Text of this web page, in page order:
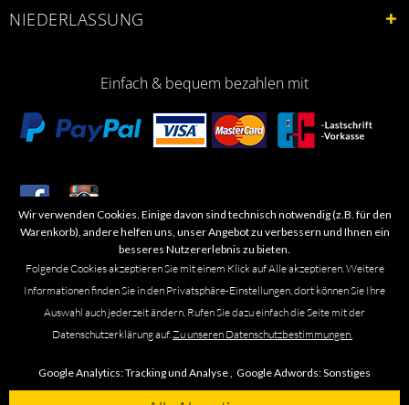
NIEDERLASSUNG
Einfach & bequem bezahlen mit
​Letzte Aktualisierung: 06.2026
Marken- oder Warenzeichen werden in der Regel nicht als solche kenntlich
gemacht. Das Fehlen einer solchen Kennzeichnung bedeutet nicht, dass es
handelt. Alle genannten Marken, Logos, Symbole, Bilder, Designs, Produkt-
Wir verwenden Cookies. Einige davon sind technisch notwendig (z.B. für den
Warenkorb), andere helfen uns, unser Angebot zu verbessern und Ihnen ein
besseres Nutzererlebnis zu bieten.
Folgende Cookies akzeptieren Sie mit einem Klick auf Alle akzeptieren. Weitere
Informationen finden Sie in den Privatsphäre-Einstellungen, dort können Sie Ihre
Auswahl auch jederzeit ändern. Rufen Sie dazu einfach die Seite mit der
Datenschutzerklärung auf.Zu unseren Datenschutzbestimmungen.
Google Analytics:Tracking und Analyse , Google Adwords:Sonstiges